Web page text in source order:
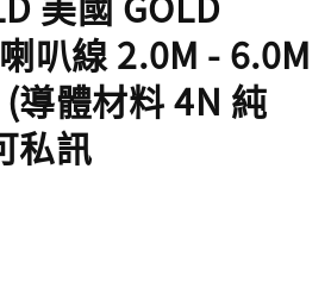
叭線 2.0M - 6.0M
導體材料 4N 純
私訊